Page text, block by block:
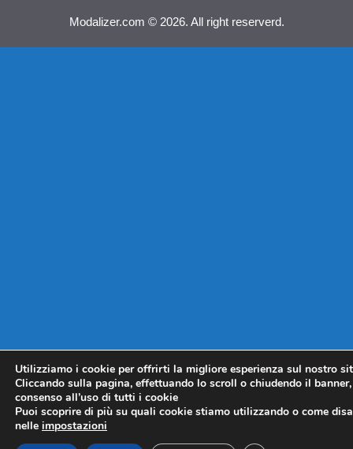
Modalizer.com © 2026. All right reserverd.
Utilizziamo i cookie per offrirti la migliore esperienza sul nostro
Cliccando sulla pagina, effettuando lo scroll o chiudendo il
consenso all’uso di tutti i cookie
Puoi scoprire di più su quali cookie stiamo utilizzando o come
nelle impostazioni